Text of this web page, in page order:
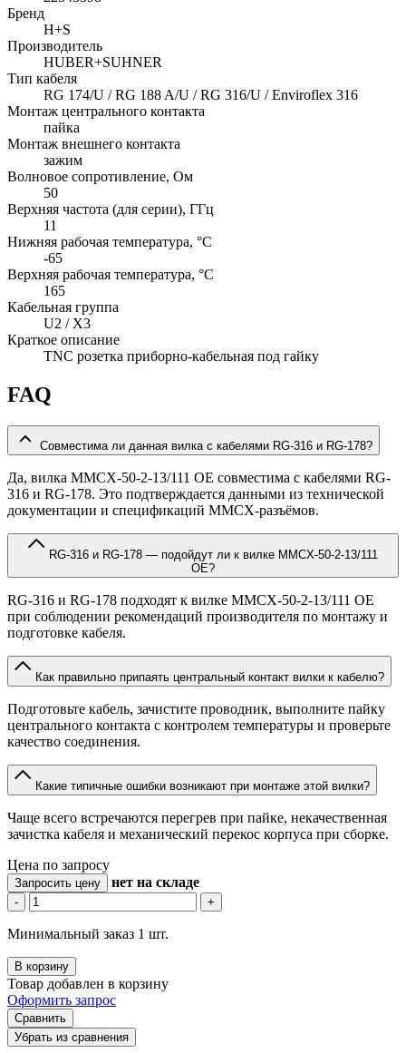
Бренд
H+S
Производитель
HUBER+SUHNER
Тип кабеля
RG 174/U / RG 188 A/U / RG 316/U / Enviroflex 316
Монтаж центрального контакта
пайка
Монтаж внешнего контакта
зажим
Волновое сопротивление, Ом
50
Верхняя частота (для серии), ГГц
11
Нижняя рабочая температура, °C
-65
Верхняя рабочая температура, °C
165
Кабельная группа
U2 / X3
Краткое описание
TNC розетка приборно-кабельная под гайку
FAQ
Совместима ли данная вилка с кабелями RG-316 и RG-178?
Да, вилка MMCX-50-2-13/111 OE совместима с кабелями RG-
316 и RG-178. Это подтверждается данными из технической
документации и спецификаций MMCX-разъёмов.
OE?
RG-316 и RG-178 подходят к вилке MMCX-50-2-13/111 OE
при соблюдении рекомендаций производителя по монтажу и
подготовке кабеля.
Как правильно припаять центральный контакт вилки к кабелю?
Подготовьте кабель, зачистите проводник, выполните пайку
центрального контакта с контролем температуры и проверьте
качество соединения.
Какие типичные ошибки возникают при монтаже этой вилки?
Чаще всего встречаются перегрев при пайке, некачественная
зачистка кабеля и механический перекос корпуса при сборке.
Цена по запросу
Запросить цену нет на складе
- +
Минимальный заказ 1 шт.
В корзину
Товар добавлен в корзину
Оформить запрос
Сравнить
Убрать из сравнения